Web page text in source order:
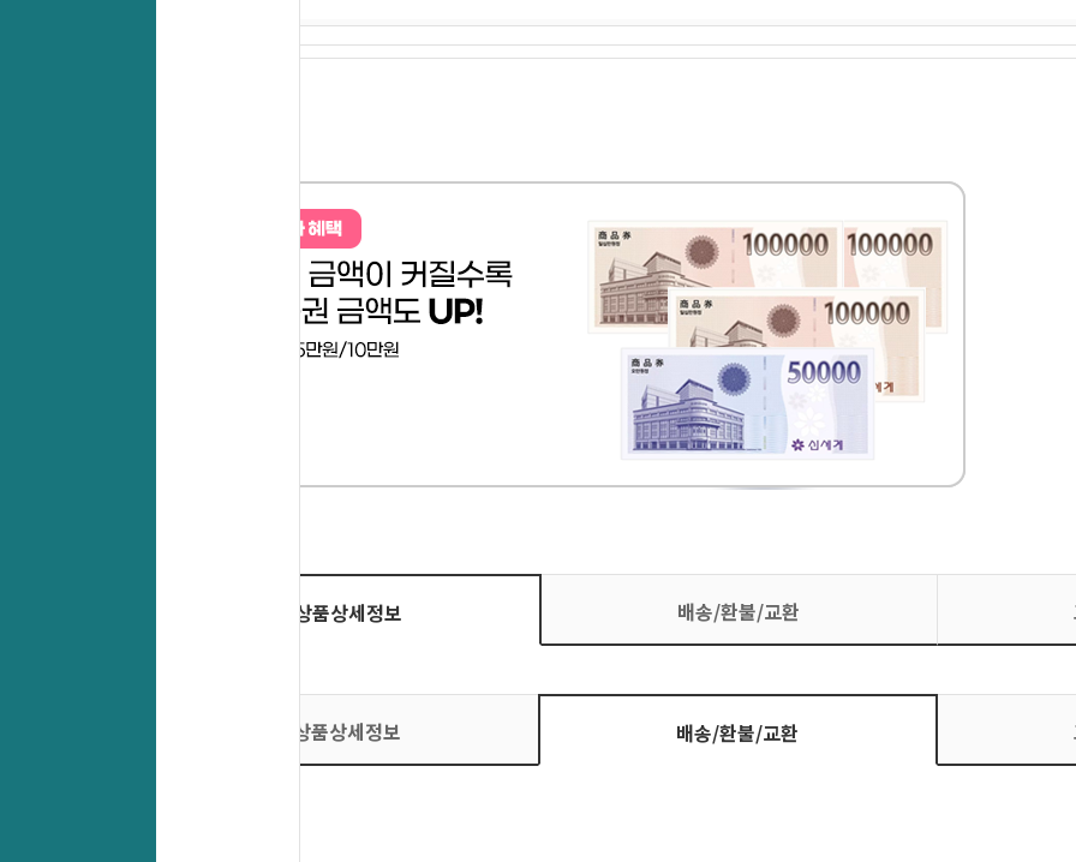
상품상세정보 배송/환불/교환
상품상세정보 배송/환불/교환